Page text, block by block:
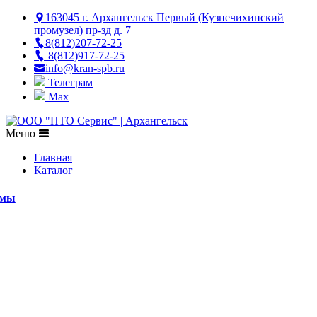
163045 г. Архангельск Первый (Кузнечихинский
промузел) пр-зд д. 7
8(812)207-72-25
8(812)917-72-25
info@kran-spb.ru
Телеграм
Max
Меню
Главная
Каталог